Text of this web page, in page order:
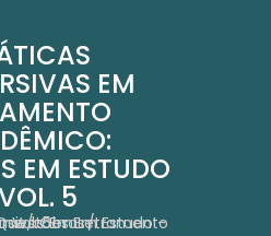
EM
EM ESTUDO
5
Obras
Práticas Discursivas Em Letramento Acadêmico: Questões Em Estudo - Vol. 5